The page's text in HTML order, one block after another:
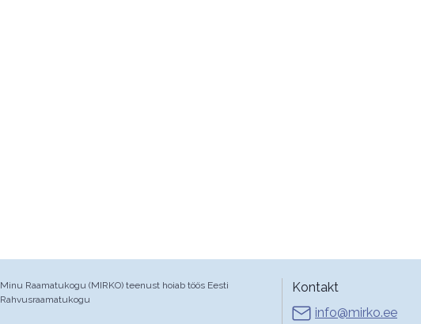
Minu Raamatukogu (MIRKO) teenust hoiab töös Eesti
Rahvusraamatukogu
Kontakt
info@mirko.ee